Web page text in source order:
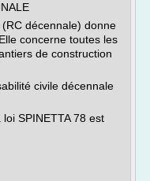
décennale) donne
concerne toutes les
de construction
civile décennale
SPINETTA 78 est